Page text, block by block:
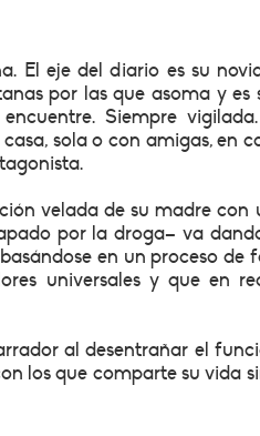
El eje del diario es su
por las que asoma y es
Siempre
sola o con amigas, en
velada de su madre con
por la droga– va
en un proceso de
universales y que en
al desentrañar el
los que comparte su vida